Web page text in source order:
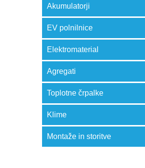
Akumulatorji
EV polnilnice
Elektromaterial
Agregati
Toplotne črpalke
Klime
Montaže in storitve